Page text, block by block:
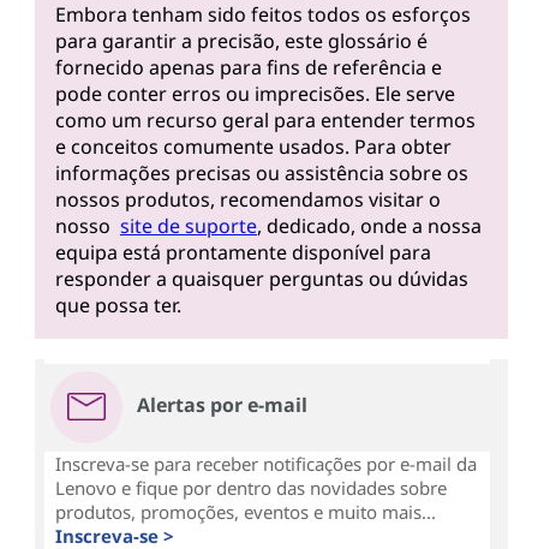
Embora tenham sido feitos todos os esforços
para garantir a precisão, este glossário é
fornecido apenas para fins de referência e
pode conter erros ou imprecisões. Ele serve
como um recurso geral para entender termos
e conceitos comumente usados. Para obter
informações precisas ou assistência sobre os
nossos produtos, recomendamos visitar o
nosso site de suporte, dedicado, onde a nossa
equipa está prontamente disponível para
responder a quaisquer perguntas ou dúvidas
que possa ter.
Alertas por e-mail
Inscreva-se para receber notificações por e-mail da
Lenovo e fique por dentro das novidades sobre
produtos, promoções, eventos e muito mais...
Inscreva-se >